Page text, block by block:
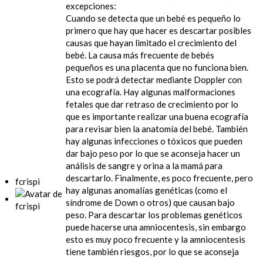
fcrispi
excepciones:
Cuando se detecta que un bebé es pequeño lo
primero que hay que hacer es descartar posibles
causas que hayan limitado el crecimiento del
bebé. La causa más frecuente de bebés
pequeños es una placenta que no funciona bien.
Esto se podrá detectar mediante Doppler con
una ecografía. Hay algunas malformaciones
fetales que dar retraso de crecimiento por lo
que es importante realizar una buena ecografía
para revisar bien la anatomía del bebé. También
hay algunas infecciones o tóxicos que pueden
dar bajo peso por lo que se aconseja hacer un
análisis de sangre y orina a la mamá para
descartarlo. Finalmente, es poco frecuente, pero
hay algunas anomalías genéticas (como el
síndrome de Down o otros) que causan bajo
peso. Para descartar los problemas genéticos
puede hacerse una amniocentesis, sin embargo
esto es muy poco frecuente y la amniocentesis
tiene también riesgos, por lo que se aconseja